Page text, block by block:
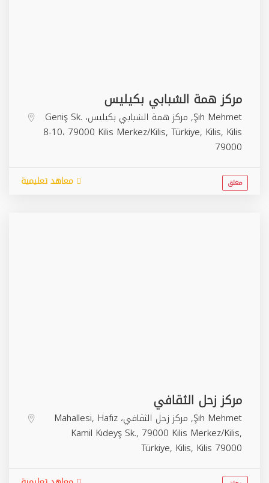
مركز همة الشبابي بكيليس
Şıh Mehmet, مركز همة الشبابي بكيليس، Geniş Sk.
8-10، 79000 Kilis Merkez/Kilis, Türkiye, Kilis, Kilis
79000
معاهد تعليمية مغلق
مركز زحل الثقافي
Şıh Mehmet, مركز زحل الثقافي، Mahallesi, Hafız
Kamil Kıdeyş Sk., 79000 Kilis Merkez/Kilis,
Türkiye, Kilis, Kilis 79000